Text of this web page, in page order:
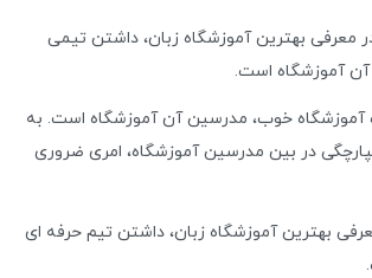
معرفی بهترین آموزشگاه زبان، داشتن تیمی
آن آموزشگاه است.
آموزشگاه خوب، مدرسین آن آموزشگاه است. به
در بین مدرسین آموزشگاه، امری ضروری
بهترین آموزشگاه زبان، داشتن تیم حرفه ای